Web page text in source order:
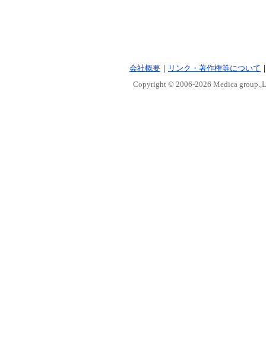
会社概要 ｜ リンク・著作権等について
Copyright © 2006-2026 Medica